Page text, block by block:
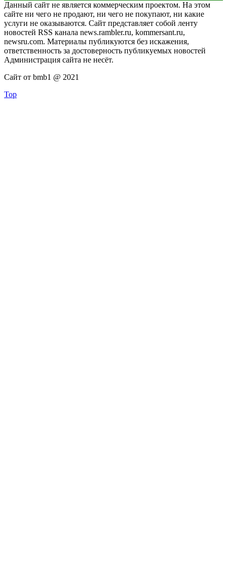
Данный сайт не является коммерческим проектом. На этом
сайте ни чего не продают, ни чего не покупают, ни какие
услуги не оказываются. Сайт представляет собой ленту
новостей RSS канала news.rambler.ru, kommersant.ru,
newsru.com. Материалы публикуются без искажения,
ответственность за достоверность публикуемых новостей
Администрация сайта не несёт.
Сайт от bmb1 @ 2021
Top